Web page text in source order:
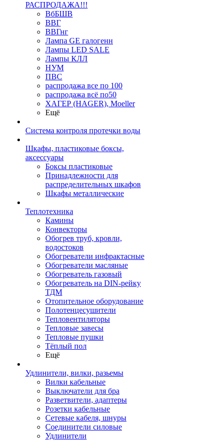
РАСПРОДАЖА!!!
ВбБШВ
ВВГ
ВВГнг
Лампа GE галогенн
Лампы LED SALE
Лампы КЛЛ
НУМ
ПВС
распродажа все по 100
распродажа всё по50
ХАГЕР (HAGER), Moeller
Ещё
Система контроля протечки воды
Шкафы, пластиковые боксы,
аксессуары
Боксы пластиковые
Принадлежности для
распределительных шкафов
Шкафы металлические
Теплотехника
Камины
Конвекторы
Обогрев труб, кровли,
водостоков
Обогреватели инфрактасные
Обогреватели масляные
Обогреватель газовый
Обогреватель на DIN-рейку
ТДМ
Отопительное оборудование
Полотенцесушители
Тепловентиляторы
Тепловые завесы
Тепловые пушки
Тёплый пол
Ещё
Удлинители, вилки, разьемы
Вилки кабельные
Выключатели для бра
Разветвители, адаптеры
Розетки кабельные
Сетевые кабеля, шнуры
Соединители силовые
Удлинители